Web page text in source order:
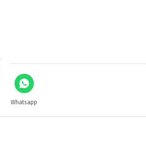
Whatsapp